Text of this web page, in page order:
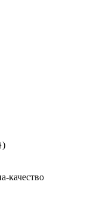
качество